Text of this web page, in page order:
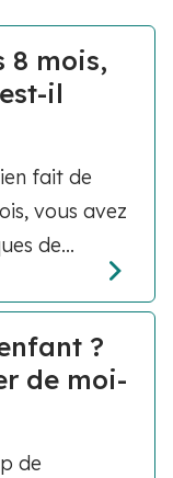
8 mois,
il
fait de
vous avez
de...
?
de moi-
de